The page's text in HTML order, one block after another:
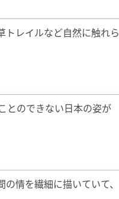
トレイルなど自然に触れら
とのできない日本の姿が
情を繊細に描いていて、